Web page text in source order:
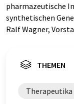
pharmazeutische
synthetischen
Ralf Wagner,
THEMEN
Therapeutika